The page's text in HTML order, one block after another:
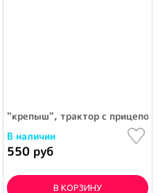
"крепыш", трактор с
В наличии
550 руб
В КОРЗИНУ